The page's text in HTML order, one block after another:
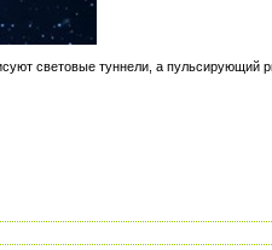
световые туннели, а пульсирующий